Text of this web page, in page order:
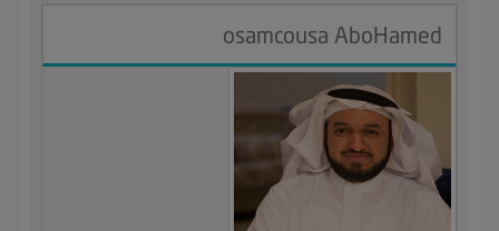
osamcousa AboHamed